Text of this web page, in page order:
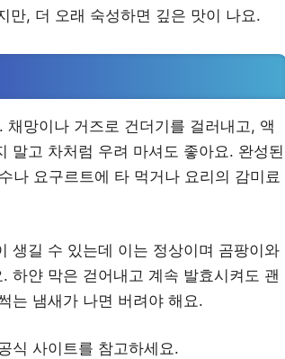
만, 더 오래 숙성하면 깊은 맛이 나요.
망이나 거즈로 건더기를 걸러내고, 액
말고 차처럼 우려 마셔도 좋아요. 완성된
나 요구르트에 타 먹거나 요리의 감미료
생길 수 있는데 이는 정상이며 곰팡이와
하얀 막은 걷어내고 계속 발효시켜도 괜
는 냄새가 나면 버려야 해요.
식 사이트를 참고하세요.